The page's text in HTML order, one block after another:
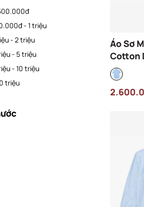
- 1 triệu
- 2 triệu
- 5 triệu
- 10 triệu
triệu
Áo Sơ
Cotton
Xanh